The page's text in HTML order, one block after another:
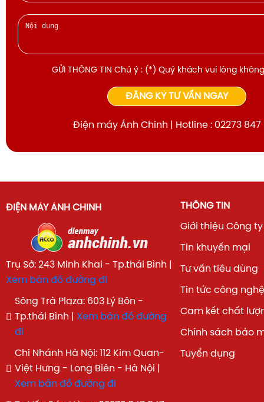
GỬI THÔNG TIN Chú ý : (*) Quý khách vui lòng
ĐĂNG KÝ TƯ VẤN NGAY
Điện máy Ánh Chinh | Hotline : 02273 847
ĐIỆN MÁY ÁNH CHINH
Trụ Sở: 243 Minh Khai - Tp.thái Bình |
Xem bản đồ đường đi
Sông Trà Plaza: 603 Lý Bôn -
Tp.thái Bình | Xem bản đồ đường
đi
Chi Nhánh Hà Nội: 112 Kim Quan-
Việt Hưng - Long Biên - Hà Nội |
Xem bản đồ đường đi
THÔNG TIN
Giới thiệu Công ty
Tin khuyến mại
Tư vấn tiêu dùng
Tin tức công nghệ
Cam kết chất
Chính sách bảo
Tuyển dụng